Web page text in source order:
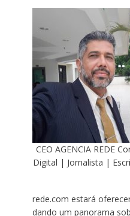
CEO AGENCIA REDE
Digital | Jornalista |
rede.com estará
dando um panorama